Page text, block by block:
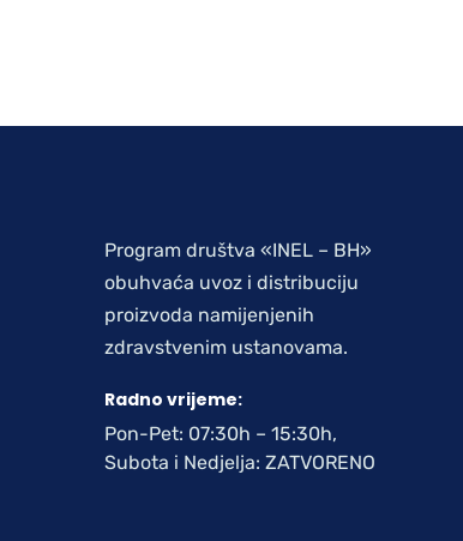
Program društva «INEL – BH»
obuhvaća uvoz i distribuciju
proizvoda namijenjenih
zdravstvenim ustanovama.
Radno vrijeme:
Pon-Pet: 07:30h – 15:30h,
Subota i Nedjelja: ZATVORENO